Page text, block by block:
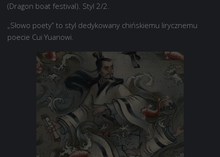
(Dragon boat festival). Styl 2/2.
„Słowo poety” to styl dedykowany chińskiemu lirycznemu
poecie Cui Yuanowi.